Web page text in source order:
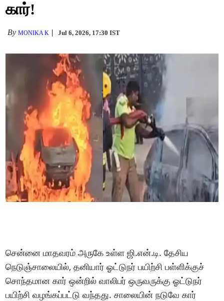
கார்!
ByMONIKA K Jul 6, 2026, 17:30 IST
சென்னை மாதவரம் அருகே உள்ள ஜி.என்.டி. தேசிய
நெடுஞ்சாலையில், தனியார் ஓட்டுநர் பயிற்சி பள்ளிக்குச்
சொந்தமான கார் ஒன்றில் வாலிபர் ஒருவருக்கு ஓட்டுநர்
பயிற்சி வழங்கப்பட்டு வந்தது. சாலையின் நடுவே கார்